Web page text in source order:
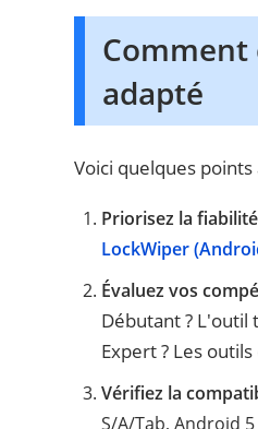
Comment
adapté
Voici quelques
Priorisez la
LockWiper
Évaluez vos
Débutant ? L'outil
Expert ? Les
Vérifiez la
S/A/Tab, Android 5